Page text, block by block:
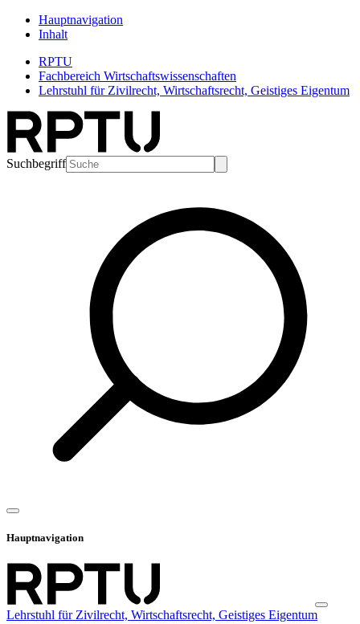
Hauptnavigation
Inhalt
RPTU
Fachbereich Wirtschaftswissenschaften
Lehrstuhl für Zivilrecht, Wirtschaftsrecht, Geistiges Eigentum
Suchbegriff
Hauptnavigation
Lehrstuhl für Zivilrecht, Wirtschaftsrecht, Geistiges Eigentum